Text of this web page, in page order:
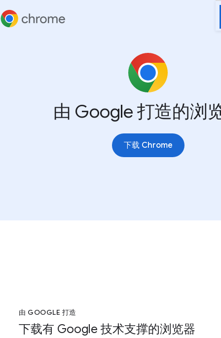
由 Google 打造的浏
下载 Chrome
由 GOOGLE 打造
下载有 Google 技术支撑的浏览器